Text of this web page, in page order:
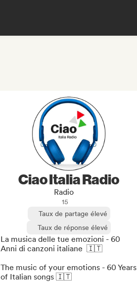
Ciao Italia Radio
Radio
15
Taux de partage élevé
Taux de réponse élevé
La musica delle tue emozioni - 60
Anni di canzoni italiane  🇮🇹
The music of your emotions - 60 Years
of Italian songs 🇮🇹